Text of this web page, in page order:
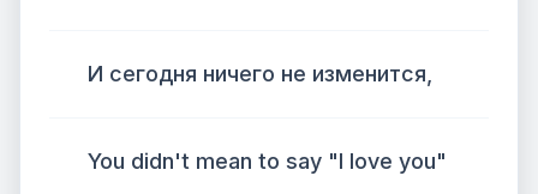
И сегодня ничего не изменится,
You didn't mean to say "I love you"